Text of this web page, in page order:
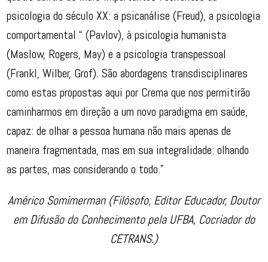
psicologia do século XX: a psicanálise (Freud), a psicologia
comportamental “ (Pavlov), à psicologia humanista
(Maslow, Rogers, May) e a psicologia transpessoal
(Frankl, Wilber, Grof). São abordagens transdisciplinares
como estas propostas aqui por Crema que nos permitirão
caminharmos em direção a um novo paradigma em saúde,
capaz: de olhar a pessoa humana não mais apenas de
maneira fragmentada, mas em sua integralidade: olhando
as partes, mas considerando o todo.”
Américo Somimerman (Filósofo, Editor Educador, Doutor
em Difusão do Conhecimento pela UFBA, Cocriador do
CETRANS.)